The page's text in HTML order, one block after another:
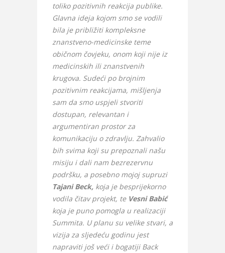
toliko pozitivnih reakcija publike.
Glavna ideja kojom smo se vodili
bila je približiti kompleksne
znanstveno-medicinske teme
običnom čovjeku, onom koji nije iz
medicinskih ili znanstvenih
krugova. Sudeći po brojnim
pozitivnim reakcijama, mišljenja
sam da smo uspjeli stvoriti
dostupan, relevantan i
argumentiran prostor za
komunikaciju o zdravlju. Zahvalio
bih svima koji su prepoznali našu
misiju i dali nam bezrezervnu
podršku, a posebno mojoj supruzi
Tajani Beck, koja je besprijekorno
vodila čitav projekt, te Vesni Babić
koja je puno pomogla u realizaciji
Summita. U planu su velike stvari, a
vizija za sljedeću godinu jest
napraviti još veći i bogatiji Back